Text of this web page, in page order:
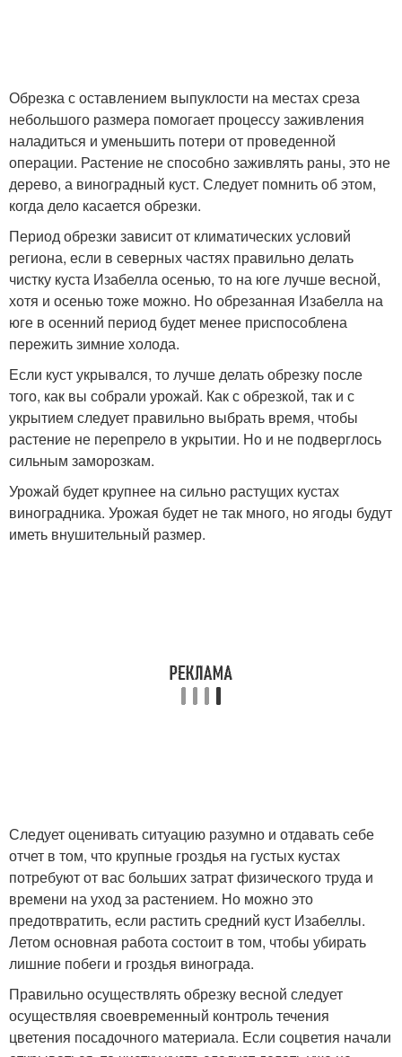
Обрезка с оставлением выпуклости на местах среза
небольшого размера помогает процессу заживления
наладиться и уменьшить потери от проведенной
операции. Растение не способно заживлять раны, это не
дерево, а виноградный куст. Следует помнить об этом,
когда дело касается обрезки.
Период обрезки зависит от климатических условий
региона, если в северных частях правильно делать
чистку куста Изабелла осенью, то на юге лучше весной,
хотя и осенью тоже можно. Но обрезанная Изабелла на
юге в осенний период будет менее приспособлена
пережить зимние холода.
Если куст укрывался, то лучше делать обрезку после
того, как вы собрали урожай. Как с обрезкой, так и с
укрытием следует правильно выбрать время, чтобы
растение не перепрело в укрытии. Но и не подверглось
сильным заморозкам.
Урожай будет крупнее на сильно растущих кустах
виноградника. Урожая будет не так много, но ягоды будут
иметь внушительный размер.
Следует оценивать ситуацию разумно и отдавать себе
отчет в том, что крупные гроздья на густых кустах
потребуют от вас больших затрат физического труда и
времени на уход за растением. Но можно это
предотвратить, если растить средний куст Изабеллы.
Летом основная работа состоит в том, чтобы убирать
лишние побеги и гроздья винограда.
Правильно осуществлять обрезку весной следует
осуществляя своевременный контроль течения
цветения посадочного материала. Если соцветия начали